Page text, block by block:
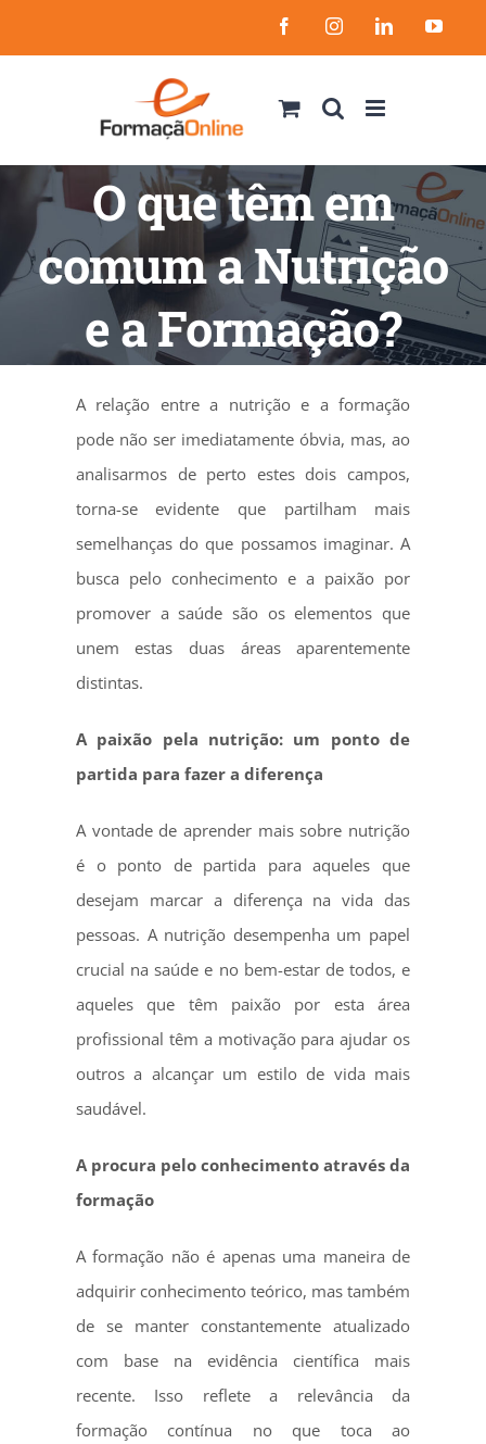
to
FacebookInstagramLinkedIn
O que têm em
comum a Nutrição
e a Formação?
A relação entre a nutrição e a formação
pode não ser imediatamente óbvia, mas, ao
analisarmos de perto estes dois campos,
torna-se evidente que partilham mais
semelhanças do que possamos imaginar. A
busca pelo conhecimento e a paixão por
promover a saúde são os elementos que
unem estas duas áreas aparentemente
distintas.
A paixão pela nutrição: um ponto de
partida para fazer a diferença
A vontade de aprender mais sobre nutrição
é o ponto de partida para aqueles que
desejam marcar a diferença na vida das
pessoas. A nutrição desempenha um papel
crucial na saúde e no bem-estar de todos, e
aqueles que têm paixão por esta área
profissional têm a motivação para ajudar os
outros a alcançar um estilo de vida mais
saudável.
A procura pelo conhecimento através da
formação
A formação não é apenas uma maneira de
adquirir conhecimento teórico, mas também
de se manter constantemente atualizado
com base na evidência científica mais
recente. Isso reflete a relevância da
formação contínua no que toca ao